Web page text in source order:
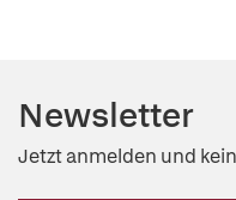
Newsletter
Jetzt anmelden und